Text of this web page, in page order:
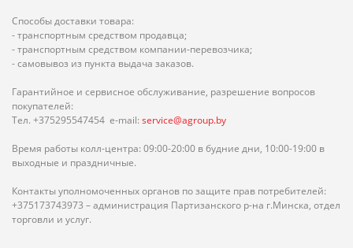
Способы доставки товара:
- транспортным средством продавца;
- транспортным средством компании-перевозчика;
- самовывоз из пункта выдача заказов.
Гарантийное и сервисное обслуживание, разрешение вопросов
покупателей:
Тел. +375295547454 e-mail: service@agroup.by
Время работы колл-центра: 09:00-20:00 в будние дни, 10:00-19:00 в
выходные и праздничные.
Контакты уполномоченных органов по защите прав потребителей:
+375173743973 – администрация Партизанского р-на г.Минска, отдел
торговли и услуг.